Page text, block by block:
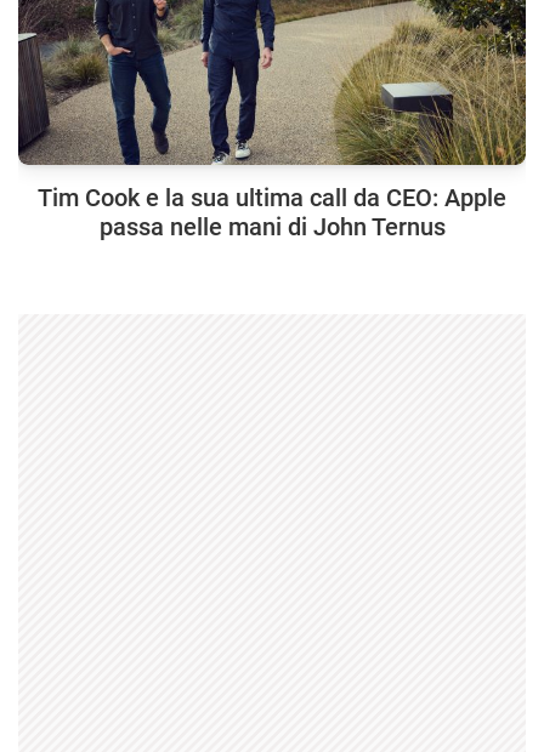
Tim Cook e la sua ultima call da CEO: Apple
passa nelle mani di John Ternus